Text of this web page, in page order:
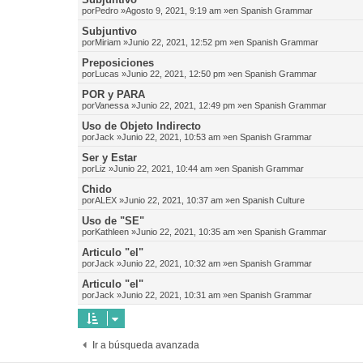
porPedro »Agosto 9, 2021, 9:19 am »en Spanish Grammar
Subjuntivo
porMiriam »Junio 22, 2021, 12:52 pm »en Spanish Grammar
Preposiciones
porLucas »Junio 22, 2021, 12:50 pm »en Spanish Grammar
POR y PARA
porVanessa »Junio 22, 2021, 12:49 pm »en Spanish Grammar
Uso de Objeto Indirecto
porJack »Junio 22, 2021, 10:53 am »en Spanish Grammar
Ser y Estar
porLiz »Junio 22, 2021, 10:44 am »en Spanish Grammar
Chido
porALEX »Junio 22, 2021, 10:37 am »en Spanish Culture
Uso de "SE"
porKathleen »Junio 22, 2021, 10:35 am »en Spanish Grammar
Articulo "el"
porJack »Junio 22, 2021, 10:32 am »en Spanish Grammar
Articulo "el"
porJack »Junio 22, 2021, 10:31 am »en Spanish Grammar
Ir a búsqueda avanzada